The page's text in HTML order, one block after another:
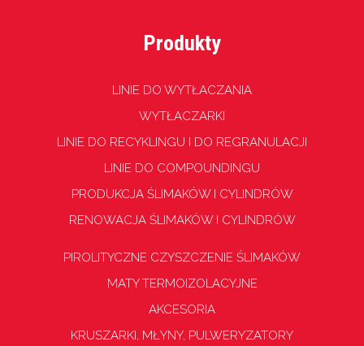
Produkty
LINIE DO WYTŁACZANIA
WYTŁACZARKI
LINIE DO RECYKLINGU I DO REGRANULACJI
LINIE DO COMPOUNDINGU
PRODUKCJA ŚLIMAKÓW I CYLINDRÓW
RENOWACJA ŚLIMAKÓW I CYLINDRÓW
PIROLITYCZNE CZYSZCZENIE ŚLIMAKÓW
MATY TERMOIZOLACYJNE
AKCESORIA
KRUSZARKI, MŁYNY, PULWERYZATORY